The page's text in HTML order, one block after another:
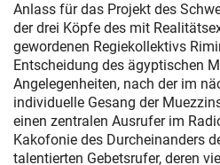
Anlass für das Projekt des
der drei Köpfe des mit
gewordenen Regiekollektivs
Entscheidung des ägyptischen
Angelegenheiten, nach der im
individuelle Gesang der
einen zentralen Ausrufer im
Kakofonie des Durcheinanders
talentierten Gebetsrufer, deren